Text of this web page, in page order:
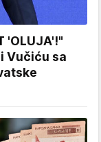
'OLUJA'!"
Vučiću sa